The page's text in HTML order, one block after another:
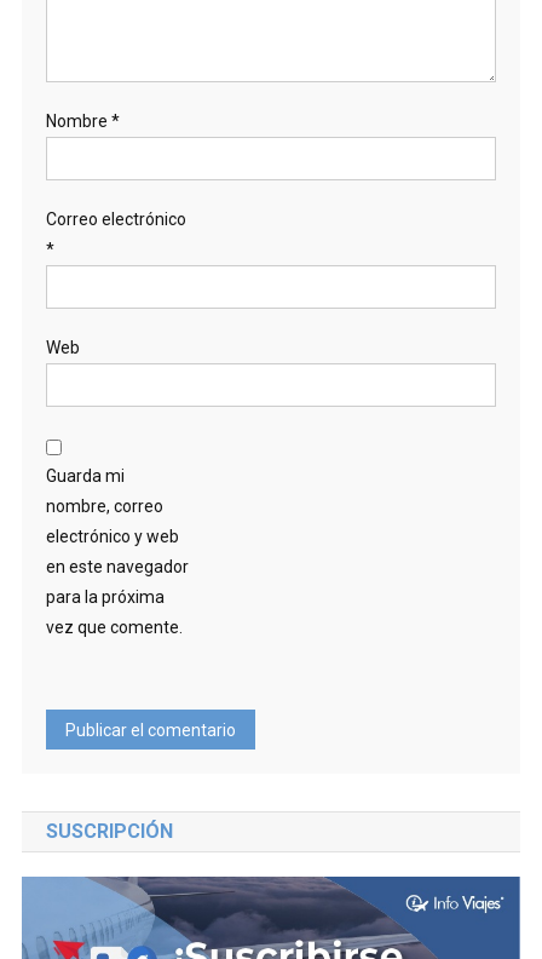
Nombre *
Correo electrónico
*
Web
Guarda mi
nombre, correo
electrónico y web
en este navegador
para la próxima
vez que comente.
SUSCRIPCIÓN